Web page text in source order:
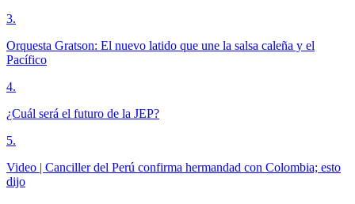
3.
Orquesta Gratson: El nuevo latido que une la salsa caleña y el
Pacífico
4.
¿Cuál será el futuro de la JEP?
5.
Video | Canciller del Perú confirma hermandad con Colombia; esto
dijo